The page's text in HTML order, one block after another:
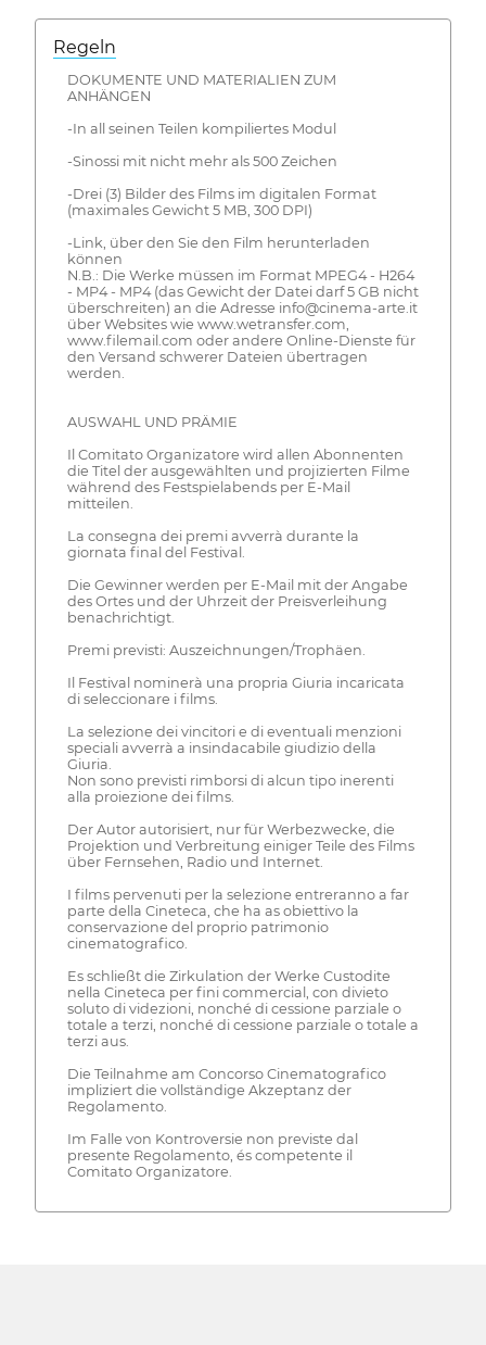
Regeln
DOKUMENTE UND MATERIALIEN ZUM
ANHÄNGEN
-In all seinen Teilen kompiliertes Modul
-Sinossi mit nicht mehr als 500 Zeichen
-Drei (3) Bilder des Films im digitalen Format
(maximales Gewicht 5 MB, 300 DPI)
-Link, über den Sie den Film herunterladen
können
N.B.: Die Werke müssen im Format MPEG4 - H264
- MP4 - MP4 (das Gewicht der Datei darf 5 GB nicht
überschreiten) an die Adresse info@cinema-arte.it
über Websites wie www.wetransfer.com,
www.filemail.com oder andere Online-Dienste für
den Versand schwerer Dateien übertragen
werden.
AUSWAHL UND PRÄMIE
Il Comitato Organizatore wird allen Abonnenten
die Titel der ausgewählten und projizierten Filme
während des Festspielabends per E-Mail
mitteilen.
La consegna dei premi avverrà durante la
giornata final del Festival.
Die Gewinner werden per E-Mail mit der Angabe
des Ortes und der Uhrzeit der Preisverleihung
benachrichtigt.
Premi previsti: Auszeichnungen/Trophäen.
Il Festival nominerà una propria Giuria incaricata
di seleccionare i films.
La selezione dei vincitori e di eventuali menzioni
speciali avverrà a insindacabile giudizio della
Giuria.
Non sono previsti rimborsi di alcun tipo inerenti
alla proiezione dei films.
Der Autor autorisiert, nur für Werbezwecke, die
Projektion und Verbreitung einiger Teile des Films
über Fernsehen, Radio und Internet.
I films pervenuti per la selezione entreranno a far
parte della Cineteca, che ha as obiettivo la
conservazione del proprio patrimonio
cinematografico.
Es schließt die Zirkulation der Werke Custodite
nella Cineteca per fini commercial, con divieto
soluto di videzioni, nonché di cessione parziale o
totale a terzi, nonché di cessione parziale o totale a
terzi aus.
Die Teilnahme am Concorso Cinematografico
impliziert die vollständige Akzeptanz der
Regolamento.
Im Falle von Kontroversie non previste dal
presente Regolamento, és competente il
Comitato Organizatore.